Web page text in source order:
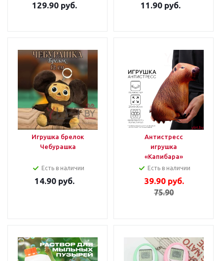
129.90руб. 11.90руб.
Игрушка брелок
Чебурашка
Есть в наличии
14.90руб.
Антистресс
игрушка
«Капибара»
Есть в наличии
39.90руб.
75.90